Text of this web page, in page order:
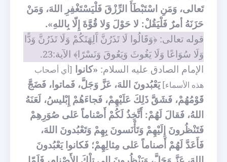
تَعالى، وَمَنِ اسْتَبْطَأَ الرِّزْقَ فَلْيَسْتَغْفِرِ اللهَ، وَمَنْ
حَزَنَهُ أمرٌ فَلْيَقُلْ: لا حَوْلَ وَلا قُوَّةَ إِلّا بِاللهِ».
قوله تعالى: ﴿وَقَالُوا لَا تَذَرُنَّ آَلِهَتَكُمْ وَلَا تَذَرُنَّ وَدًّا
وَلَا سُوَاعًا وَلَا يَغُوثَ وَيَعُوقَ وَنَسْرًا﴾ الآية:23.
الإمام الصادق عليه السلام: «كانوا [أي أصحاب
هذه الأسماء] يَعْبُدونَ اللهَ، عَزَّ وَجَلَّ، فَماتوا، فَضَجَّ
قَوْمُهُمْ، فَشَقَّ ذَلِكَ عَلَيْهِمْ، فَجاءَهُمْ إِبْليسُ، لَعَنَهُ
اللهُ، فَقالَ لَهُمْ: أَتَّخِذُ لَكُمْ أَصْناماً عَلى صُوَرِهِمْ
فَتَنْظُرونَ إِلَيْهِمْ وَتَأْنَسونَ بِهِمْ وَتَعْبُدونَ اللهَ،
فَأَعَدَّ لَهُمْ أَصناماً عَلى مِثالِهِمْ؛ فَكانوا يَعْبُدونَ